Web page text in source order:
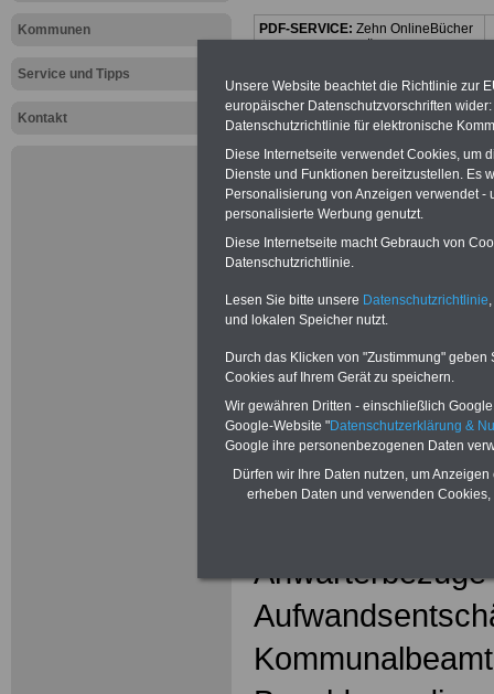
Kommunen
Service und Tipps
Kontakt
PDF-SERVICE: Zehn OnlineBücher
15 Euro im Jahr - auch für
Beschäftigte der kommunalen
Verwaltunggeeignet. Sie können
alle Bücher und eBooks
herunterladen, lesen und
ausdrucken: Wissenswertes zum
Beamtenrecht, Beihilfe,
Beamtenversorgung,
Tarifrecht
Nebentätig-keitsrecht, Berufseinstieg
und Frauen im öffentlichen Dienst
>>>mehr Informationen
Mehr
hier
Unsere Website beachtet die Richtlinie zur
europäischer Datenschutzvorschriften
Datenschutzrichtlinie für elektronische
Diese Internetseite verwendet Cookies, um
Dienste und Funktionen bereitzustellen. Es
Personalisierung von Anzeigen verwendet
personalisierte Werbung genutzt.
Diese Internetseite macht Gebrauch von
Datenschutzrichtlinie.
Lesen Sie bitte unsere Datenschutzrichtlinie
und lokalen Speicher nutzt.
Durch das Klicken von "Zustimmung"
Cookies auf Ihrem Gerät zu speichern.
Wir gewähren Dritten - einschließlich
Google-Website "Datenschutzerklärung &
Google ihre personenbezogenen Daten
Dürfen wir Ihre Daten nutzen, um
erheben Daten und verwenden